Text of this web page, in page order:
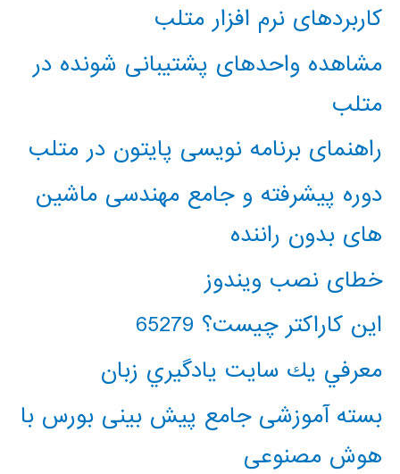
کاربردهای نرم افزار متلب
مشاهده واحدهای پشتیبانی شونده در
متلب
راهنمای برنامه نویسی پایتون در متلب
دوره پیشرفته و جامع مهندسی ماشین
های بدون راننده
خطای نصب ویندوز
این کاراکتر چیست؟ 65279
معرفي يك سايت يادگيري زبان
بسته آموزشی جامع پیش بینی بورس با
هوش مصنوعی